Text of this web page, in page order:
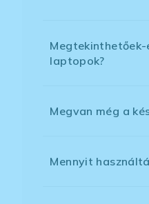
Megtekinthetőek-
laptopok?
Megvan még a
Mennyit